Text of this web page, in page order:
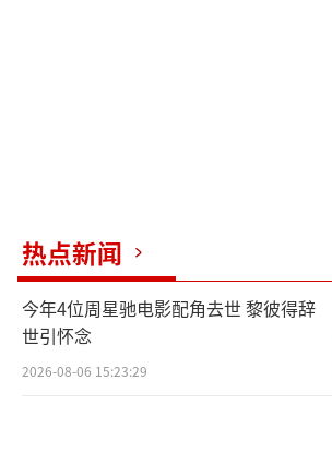
热点新闻
今年4位周星驰电影配角去世 黎彼得辞
世引怀念
2026-08-06 15:23:29